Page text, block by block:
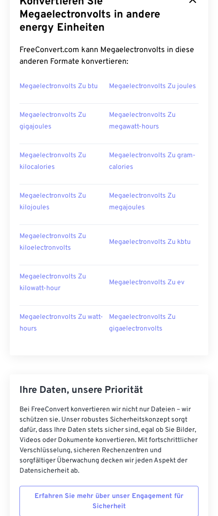
Megaelectronvolts in andere
energy Einheiten
FreeConvert.com kann Megaelectronvolts in diese
anderen Formate konvertieren:
Megaelectronvolts Zu btu Megaelectronvolts Zu joules
Megaelectronvolts Zu
gigajoules
Megaelectronvolts Zu
megawatt-hours
Megaelectronvolts Zu
kilocalories
Megaelectronvolts Zu gram-
calories
Megaelectronvolts Zu
kilojoules
Megaelectronvolts Zu
megajoules
Megaelectronvolts Zu
kiloelectronvolts
Megaelectronvolts Zu kbtu
Megaelectronvolts Zu
kilowatt-hour
Megaelectronvolts Zu ev
Megaelectronvolts Zu watt-
hours
Megaelectronvolts Zu
gigaelectronvolts
Ihre Daten, unsere Priorität
Bei FreeConvert konvertieren wir nicht nur Dateien – wir
schützen sie. Unser robustes Sicherheitskonzept sorgt
dafür, dass Ihre Daten stets sicher sind, egal ob Sie Bilder,
Videos oder Dokumente konvertieren. Mit fortschrittlicher
Verschlüsselung, sicheren Rechenzentren und
sorgfältiger Überwachung decken wir jeden Aspekt der
Datensicherheit ab.
Erfahren Sie mehr über unser Engagement für
Sicherheit